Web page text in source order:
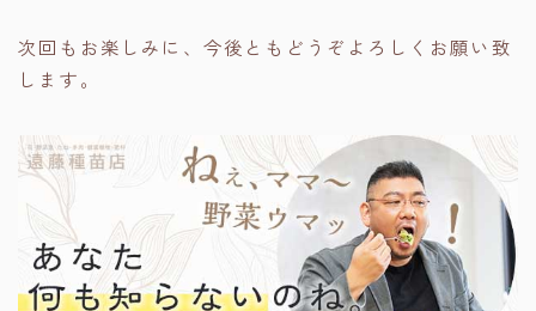
次回もお楽しみに、今後ともどうぞよろしくお願い致
します。